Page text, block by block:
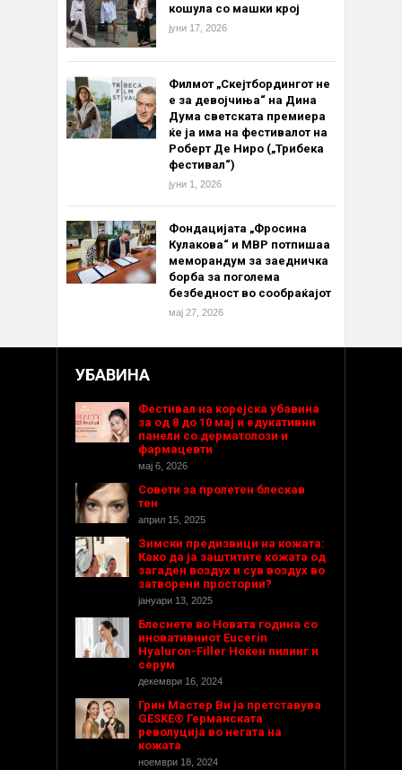
кошула со машки крој
јуни 17, 2026
Филмот „Скејтбордингот не
е за девојчиња“ на Дина
Дума светската премиера
ќе ја има на фестивалот на
Роберт Де Ниро („Трибека
фестивал“)
јуни 1, 2026
Фондацијата „Фросина
Кулакова“ и МВР потпишаа
меморандум за заедничка
борба за поголема
безбедност во сообраќајот
мај 27, 2026
УБАВИНА
Фестивал на корејска убавина
за од 8 до 10 мај и едукативни
панели со дерматолози и
фармацевти
мај 6, 2026
Совети за пролетен блескав
тен
април 15, 2025
Зимски предизвици на кожата:
Како да ја заштитите кожата од
загаден воздух и сув воздух во
затворени простории?
јануари 13, 2025
Блеснете во Новата година со
иновативниот Eucerin
Hyaluron-Filler Ноќен пилинг и
серум
декември 16, 2024
Грин Мастер Ви ја претставува
GESKE® Германската
револуција во негата на
кожата
ноември 18, 2024